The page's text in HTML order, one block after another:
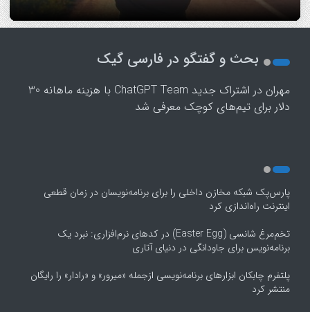
1
بحث و گفتگو در فارسی گیک
مهران در
اشتراک جدید ChatGPT Team با هزینه ماهانه 30
دلار برای تیم‌های کوچک معرفی شد
پارس‌پک شبکه مخازن داخلی را برای برنامه‌نویسان در زمان قطعی
اینترنت راه‌اندازی کرد
تخم‌مرغ شانسی (Easter Egg) در کدهای نرم‌افزاری: نبرد یک
برنامه‌نویس برای جاودانگی در دنیای آتاری
پلتفرم چابکان ابزارهای برنامه‌نویسی ازجمله «میرور» و «رادار» را رایگان
منتشر کرد